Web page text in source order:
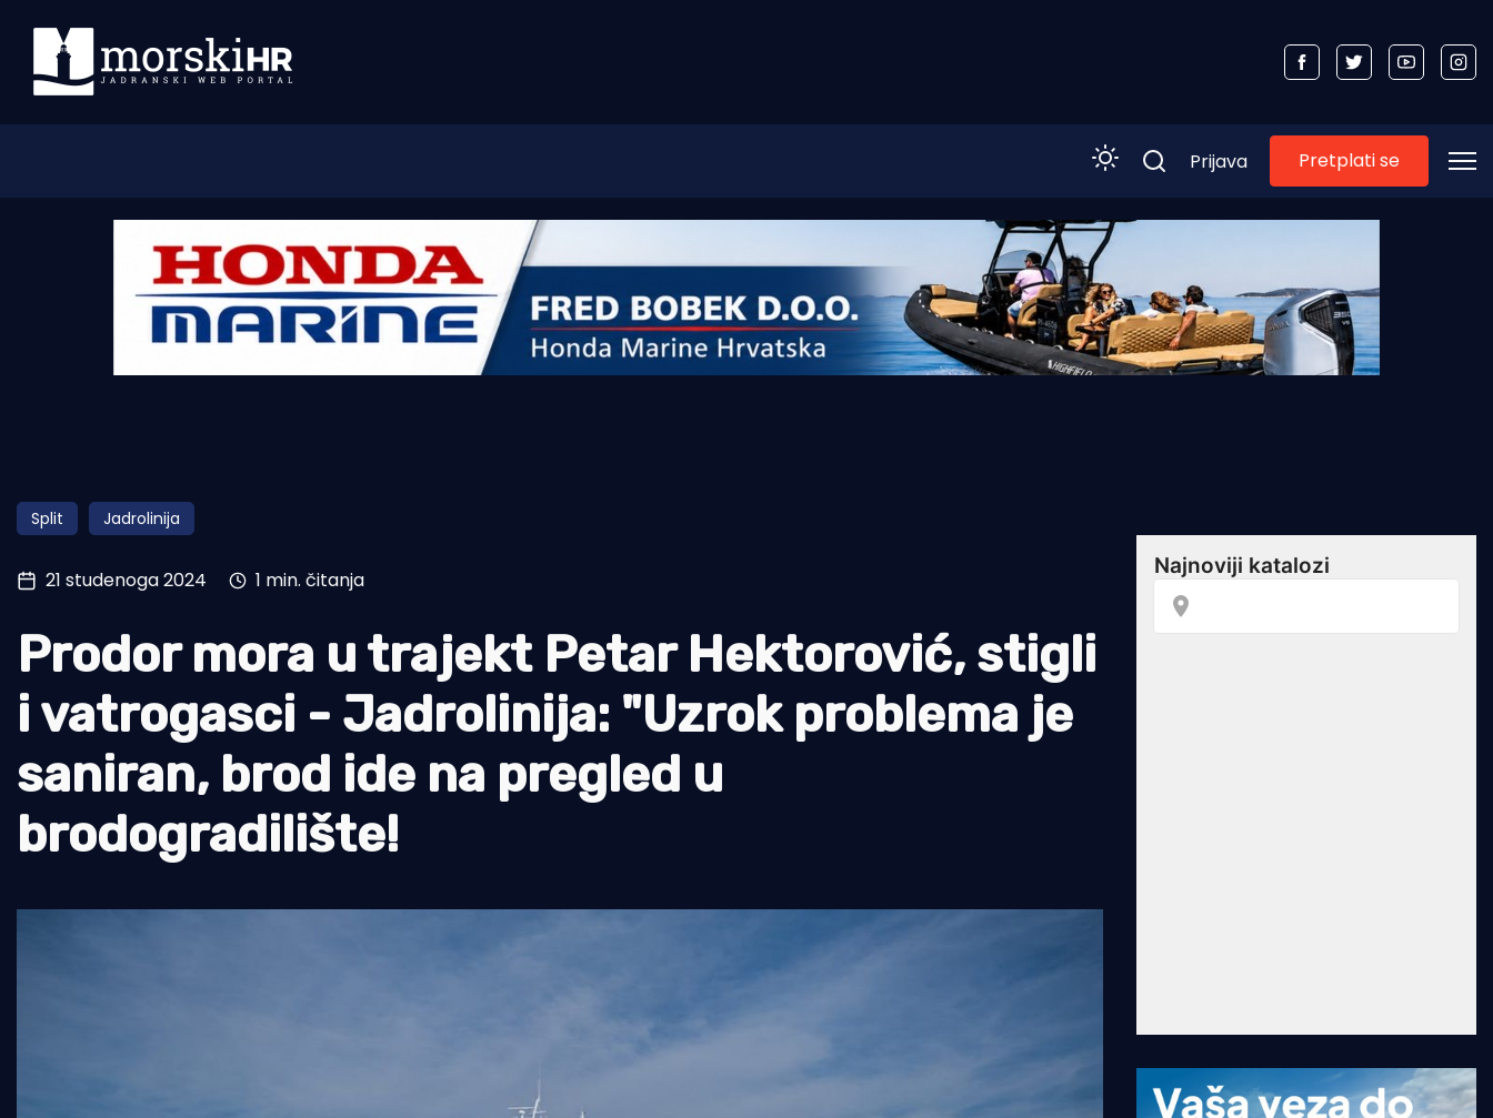
Morski plus
Pomorstvo
Ribolov
Tradicija i kultura
Prijava Pretplati se
Split Jadrolinija
21 studenoga 2024 1 min. čitanja
Prodor mora u trajekt Petar Hektorović, stigli
i vatrogasci - Jadrolinija: "Uzrok problema je
saniran, brod ide na pregled u
brodogradilište!